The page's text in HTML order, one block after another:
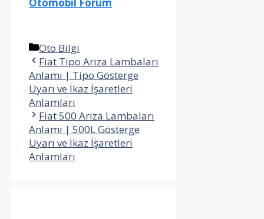
Kategoriler
Oto Bilgi
Fiat Tipo Arıza Lambaları
Anlamı | Tipo Gösterge
Uyarı ve İkaz İşaretleri
Anlamları
Fiat 500 Arıza Lambaları
Anlamı | 500L Gösterge
Uyarı ve İkaz İşaretleri
Anlamları